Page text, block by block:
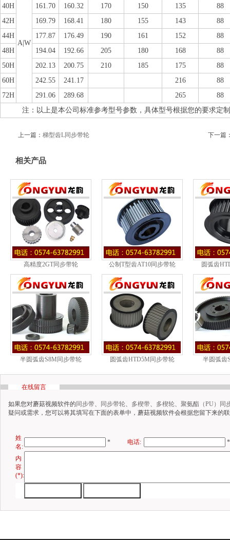
A|W
40H
161.70 160.32 170 150 135
88
42H
169.79 168.41 180 155 143
88
44H
177.87 176.49 190 161 152
88
48H
194.04 192.66 205 180 168
88
50H
202.13 200.75 210 185 175
88
60H
242.55 241.17 216
88
72H
291.06 289.68 265
88
注：以上是本公司标准参考型号参数，具体型号根据您的要求定制加
上一篇： 梯型齿L同步带轮 下一篇
相关产品
高精度2GT同步带轮 公制T型齿AT10同步带轮 圆弧齿
半圆弧齿S8M同步带轮 圆弧齿HTD5M同步带轮 半圆弧齿
在线留言
如果您对蘑菇视频软件的 同步带、 同步带轮、 多楔带、 多楔轮、 聚氨酯（PU）同
疑问或需求，您可以将其填写在下面的表单中，蘑菇视频软件会根据您留下来的联
姓
名:
* 电话: *
内
容
(*):